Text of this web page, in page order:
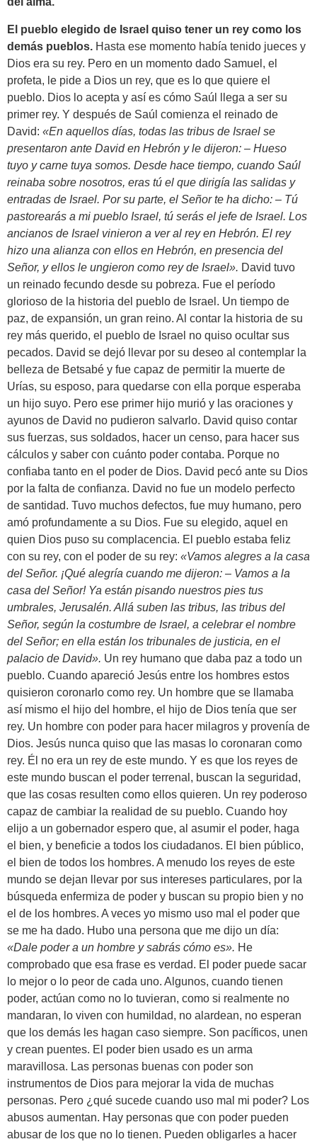
El pueblo elegido de Israel quiso tener un rey como los
demás pueblos. Hasta ese momento había tenido jueces y
Dios era su rey. Pero en un momento dado Samuel, el
profeta, le pide a Dios un rey, que es lo que quiere el
pueblo. Dios lo acepta y así es cómo Saúl llega a ser su
primer rey. Y después de Saúl comienza el reinado de
David: «En aquellos días, todas las tribus de Israel se
presentaron ante David en Hebrón y le dijeron: – Hueso
tuyo y carne tuya somos. Desde hace tiempo, cuando Saúl
reinaba sobre nosotros, eras tú el que dirigía las salidas y
entradas de Israel. Por su parte, el Señor te ha dicho: – Tú
pastorearás a mi pueblo Israel, tú serás el jefe de Israel. Los
ancianos de Israel vinieron a ver al rey en Hebrón. El rey
hizo una alianza con ellos en Hebrón, en presencia del
Señor, y ellos le ungieron como rey de Israel». David tuvo
un reinado fecundo desde su pobreza. Fue el período
glorioso de la historia del pueblo de Israel. Un tiempo de
paz, de expansión, un gran reino. Al contar la historia de su
rey más querido, el pueblo de Israel no quiso ocultar sus
pecados. David se dejó llevar por su deseo al contemplar la
belleza de Betsabé y fue capaz de permitir la muerte de
Urías, su esposo, para quedarse con ella porque esperaba
un hijo suyo. Pero ese primer hijo murió y las oraciones y
ayunos de David no pudieron salvarlo. David quiso contar
sus fuerzas, sus soldados, hacer un censo, para hacer sus
cálculos y saber con cuánto poder contaba. Porque no
confiaba tanto en el poder de Dios. David pecó ante su Dios
por la falta de confianza. David no fue un modelo perfecto
de santidad. Tuvo muchos defectos, fue muy humano, pero
amó profundamente a su Dios. Fue su elegido, aquel en
quien Dios puso su complacencia. El pueblo estaba feliz
con su rey, con el poder de su rey: «Vamos alegres a la casa
del Señor. ¡Qué alegría cuando me dijeron: – Vamos a la
casa del Señor! Ya están pisando nuestros pies tus
umbrales, Jerusalén. Allá suben las tribus, las tribus del
Señor, según la costumbre de Israel, a celebrar el nombre
del Señor; en ella están los tribunales de justicia, en el
palacio de David». Un rey humano que daba paz a todo un
pueblo. Cuando apareció Jesús entre los hombres estos
quisieron coronarlo como rey. Un hombre que se llamaba
así mismo el hijo del hombre, el hijo de Dios tenía que ser
rey. Un hombre con poder para hacer milagros y provenía de
Dios. Jesús nunca quiso que las masas lo coronaran como
rey. Él no era un rey de este mundo. Y es que los reyes de
este mundo buscan el poder terrenal, buscan la seguridad,
que las cosas resulten como ellos quieren. Un rey poderoso
capaz de cambiar la realidad de su pueblo. Cuando hoy
elijo a un gobernador espero que, al asumir el poder, haga
el bien, y beneficie a todos los ciudadanos. El bien público,
el bien de todos los hombres. A menudo los reyes de este
mundo se dejan llevar por sus intereses particulares, por la
búsqueda enfermiza de poder y buscan su propio bien y no
el de los hombres. A veces yo mismo uso mal el poder que
se me ha dado. Hubo una persona que me dijo un día:
«Dale poder a un hombre y sabrás cómo es». He
comprobado que esa frase es verdad. El poder puede sacar
lo mejor o lo peor de cada uno. Algunos, cuando tienen
poder, actúan como no lo tuvieran, como si realmente no
mandaran, lo viven con humildad, no alardean, no esperan
que los demás les hagan caso siempre. Son pacíficos, unen
y crean puentes. El poder bien usado es un arma
maravillosa. Las personas buenas con poder son
instrumentos de Dios para mejorar la vida de muchas
personas. Pero ¿qué sucede cuando uso mal mi poder? Los
abusos aumentan. Hay personas que con poder pueden
abusar de los que no lo tienen. Pueden obligarles a hacer